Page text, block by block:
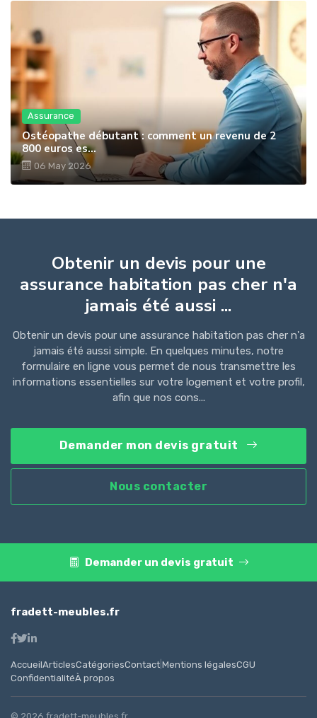
Assurance
Ostéopathe débutant : comment un revenu de 2
800 euros es...
06 May 2026
Obtenir un devis pour une
assurance habitation pas cher n'a
jamais été aussi ...
Obtenir un devis pour une assurance habitation pas cher n'a
jamais été aussi simple. En quelques minutes, notre
formulaire en ligne vous permet de nous transmettre les
informations essentielles sur votre logement et votre profil,
afin que nos cons...
Demander mon devis gratuit
Nous contacter
Demander un devis gratuit
fradett-meubles.fr
AccueilArticlesCatégoriesContact Mentions légalesCGU
ConfidentialitéÀ propos